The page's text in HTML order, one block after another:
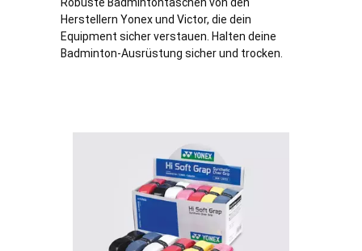
Robuste Badmintontaschen von den
Herstellern Yonex und Victor, die dein
Equipment sicher verstauen. Halten deine
Badminton-Ausrüstung sicher und trocken.